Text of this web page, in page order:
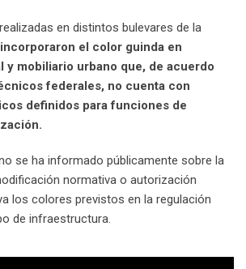
en distintos bulevares de la
incorporaron el color guinda en
y mobiliario urbano que, de acuerdo
federales, no cuenta con
definidos para funciones de
se ha informado públicamente sobre la
normativa o autorización
los colores previstos en la regulación
de infraestructura.